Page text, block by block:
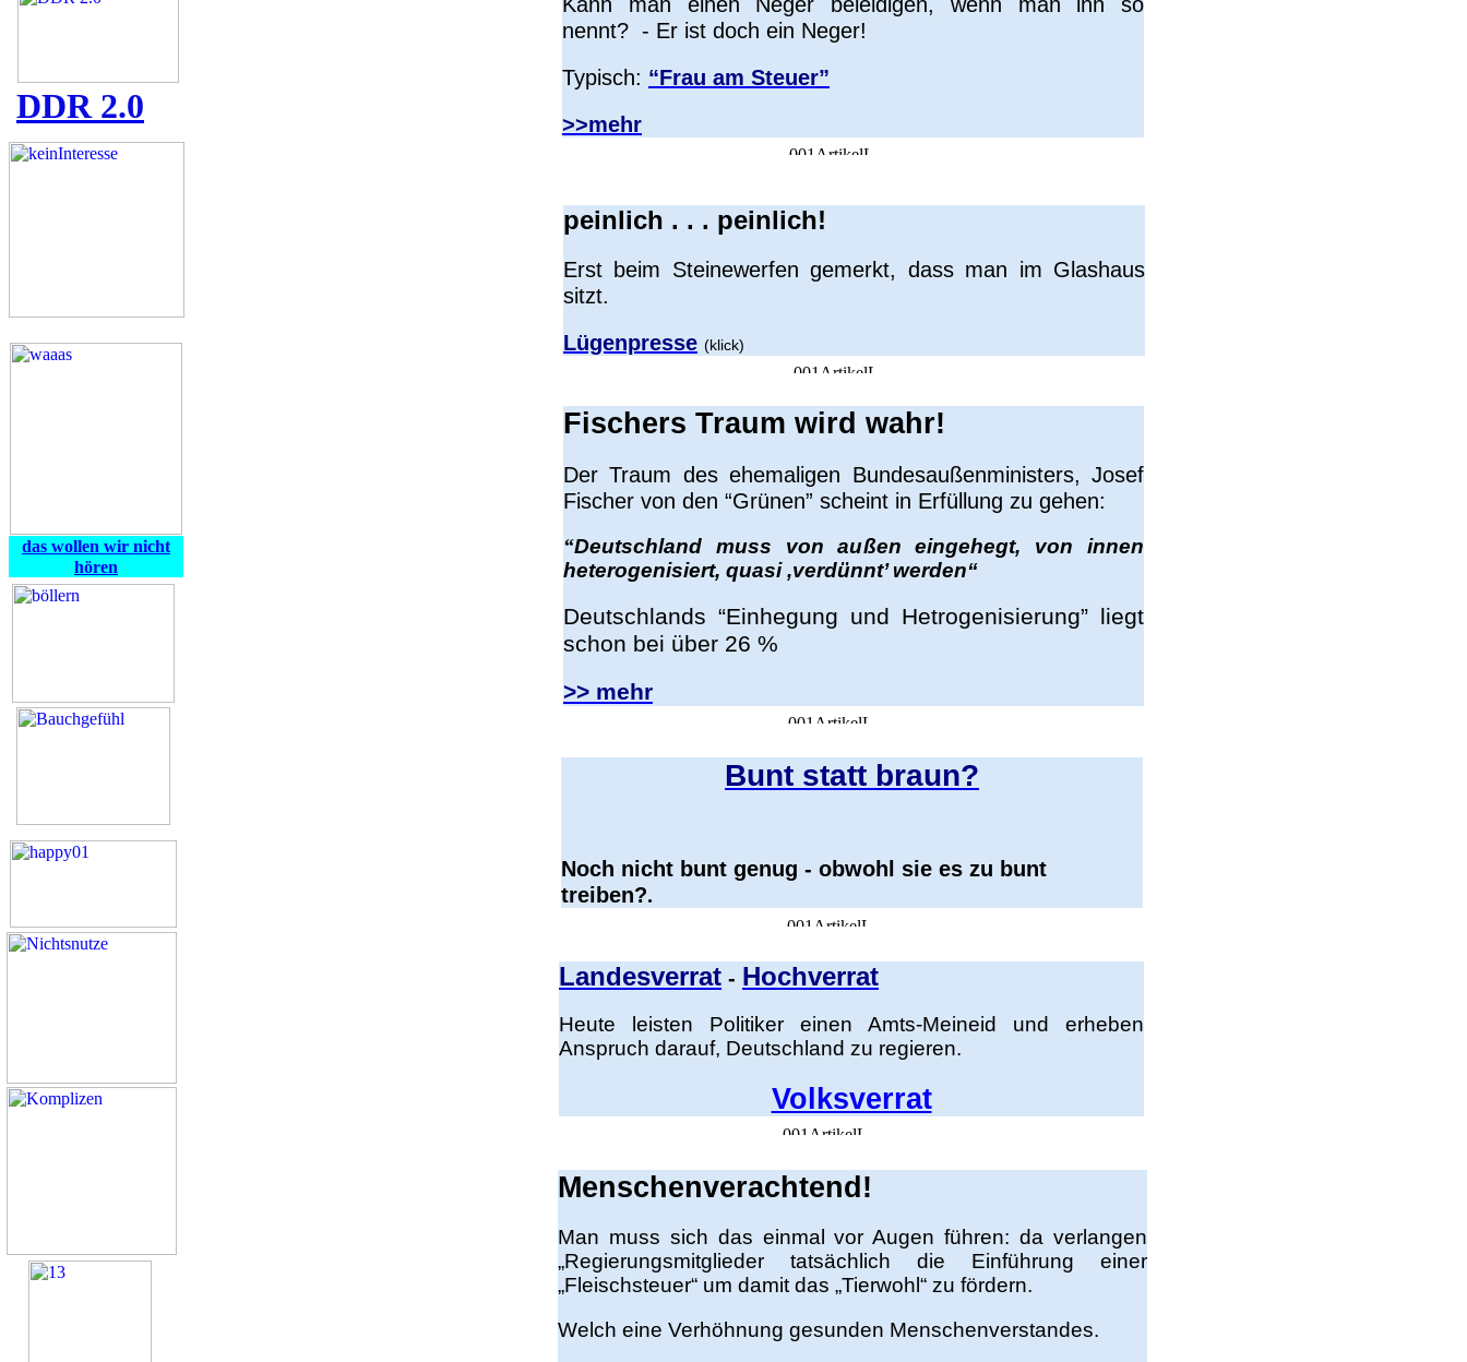
DDR 2.0
das wollen wir nicht
hören
nennt? - Er ist doch ein Neger!
Typisch: “Frau am Steuer”
>>mehr
peinlich . . . peinlich!
Erst beim Steinewerfen gemerkt, dass man im Glashaus
sitzt.
Lügenpresse (klick)
Fischers Traum wird wahr!
Der Traum des ehemaligen Bundesaußenministers, Josef
Fischer von den “Grünen” scheint in Erfüllung zu gehen:
“Deutschland muss von außen eingehegt, von innen
heterogenisiert, quasi ‚verdünnt’ werden“
Deutschlands “Einhegung und Hetrogenisierung” liegt
schon bei über 26 %
>> mehr
Bunt statt braun?
Noch nicht bunt genug - obwohl sie es zu bunt
treiben?.
Landesverrat - Hochverrat
Heute leisten Politiker einen Amts-Meineid und erheben
Anspruch darauf, Deutschland zu regieren.
Volksverrat
Menschenverachtend!
Man muss sich das einmal vor Augen führen: da verlangen
„Regierungsmitglieder tatsächlich die Einführung einer
„Fleischsteuer“ um damit das „Tierwohl“ zu fördern.
Welch eine Verhöhnung gesunden Menschenverstandes.